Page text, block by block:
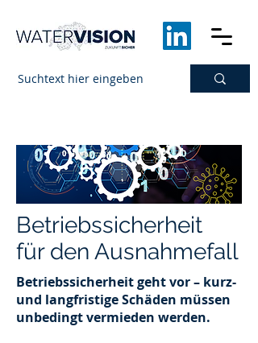
Betriebssicherheit
für den Ausnahmefall
Betriebssicherheit geht vor – kurz-
und langfristige Schäden müssen
unbedingt vermieden werden.